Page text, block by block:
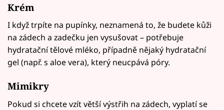
Krém
I když trpíte na pupínky, neznamená to, že budete kůži
na zádech a zadečku jen vysušovat – potřebuje
hydratační tělové mléko, případně nějaký hydratační
gel (např. s aloe vera), který neucpává póry.
Mimikry
Pokud si chcete vzít větší výstřih na zádech, vyplatí se